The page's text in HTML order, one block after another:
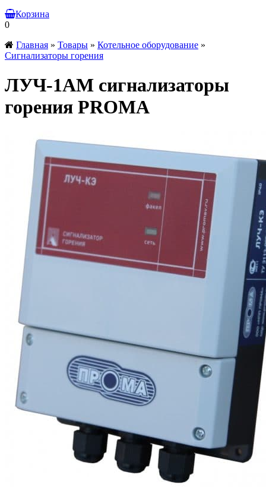
Корзина
0
Главная » Товары » Котельное оборудование »
Сигнализаторы горения
ЛУЧ-1АМ сигнализаторы
горения PROMA